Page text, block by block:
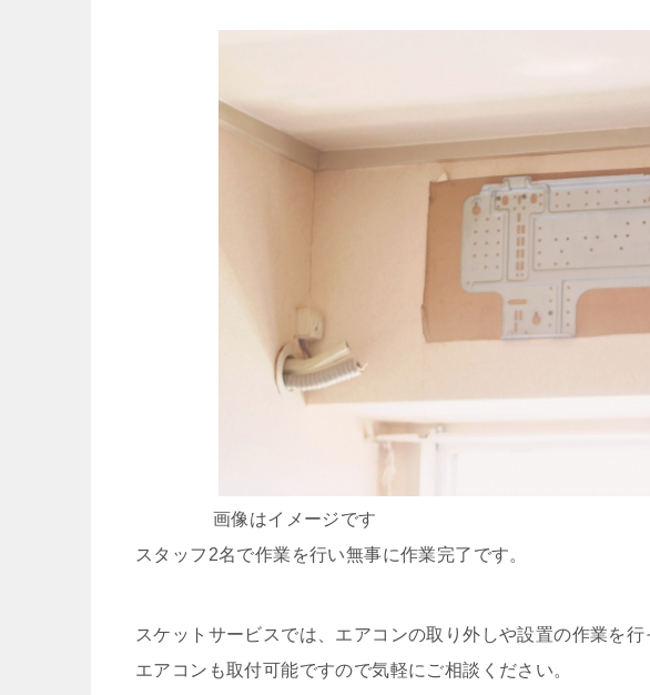
画像はイメージです
スタッフ2名で作業を行い無事に作業完了です。
スケットサービスでは、エアコンの取り外しや設置の作業を
エアコンも取付可能ですので気軽にご相談ください。